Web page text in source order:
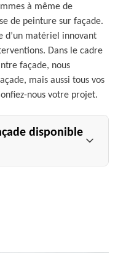
à même de
de peinture sur façade.
d’un matériel innovant
Dans le cadre
façade, nous
mais aussi tous vos
nous votre projet.
disponible